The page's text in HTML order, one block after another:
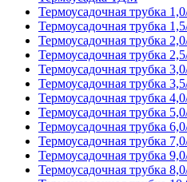
Термоусадочная трубка
Термоусадочная трубка
Термоусадочная трубка
Термоусадочная трубка
Термоусадочная трубка
Термоусадочная трубка
Термоусадочная трубка
Термоусадочная трубка
Термоусадочная трубка
Термоусадочная трубка
Термоусадочная трубка
Термоусадочная трубка